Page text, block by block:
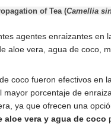
of Tea (Camellia
agentes enraizantes en
aloe vera, agua de coco,
coco fueron efectivos en
porcentaje de
ya que ofrecen una
aloe vera y agua de coco